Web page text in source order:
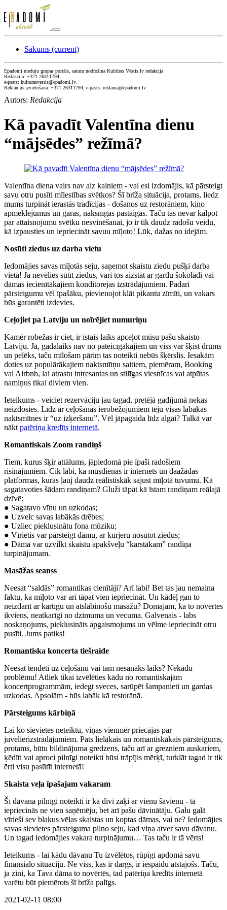
Sākums (current)
Epadomi meduju grupas portāls, saturu nodrošina Kultūras Vēstis.lv redakcija
Redakcija: +371 26311794,
e-pasts: kulturasvestis@epadomi.lv.
Reklāmas izvietošana: +371 26311794, e-pasts: reklama@epadomi.lv
Autors: Redakcija
Kā pavadīt Valentīna dienu
“mājsēdes” režīmā?
Valentīna diena vairs nav aiz kalniem - vai esi izdomājis, kā pārsteigt
savu otru pusīti mīlestības svētkos? Šī brīža situācija, protams, liedz
mums turpināt ierastās tradīcijas - došanos uz restorāniem, kino
apmeklējumus un garas, naksnīgas pastaigas. Taču tas nevar kalpot
par attaisnojumu svētku nesvinēšanai, jo ir tik daudz radošu veidu,
kā izpausties un iepriecināt savuu mīļoto! Lūk, dažas no idejām.
Nosūti ziedus uz darba vietu
Iedomājies savas mīļotās seju, saņemot skaistu ziedu pušķi darba
vietā! Ja nevēlies sūtīt ziedus, vari tos aizstāt ar gardu šokolādi vai
dāmas iecienītākajiem konditorejas izstrādājumiem. Padari
pārsteigumu vēl īpašāku, pievienojot klāt pikantu zīmīti, un vakars
būs garantēti izdevies.
Ceļojiet pa Latviju un noīrējiet numuriņu
Kamēr robežas ir ciet, ir īstais laiks apceļot mūsu pašu skaisto
Latviju. Jā, gadalaiks nav no pateicīgākajiem un viss var šķist drūms
un pelēks, taču mīlošam pārim tas noteikti nebūs šķērslis. Iesakām
doties uz populārākajiem naktsmītņu saitiem, piemēram, Booking
vai Airbnb, lai atrastu intresantas un stilīgas viesnīcas vai atpūtas
namiņus tikai diviem vien.
Ieteikums - veiciet rezervāciju jau tagad, pretējā gadījumā nekas
neizdosies. Līdz ar ceļošanas ierobežojumiem teju visas labākās
naktsmītnes ir “uz izķeršanu”. Vēl jāpagaida līdz algai? Talkā var
nākt patēriņa kredīts internetā.
Romantiskais Zoom randiņš
Tiem, kurus šķir attālums, jāpiedomā pie īpaši radošiem
risinājumiem. Cik labi, ka mūsdienās ir internets un daažādas
platformas, kuras ļauj daudz reālistiskāk sajust mīļotā tuvumu. Kā
sagatavoties šādam randiņam? Gluži tāpat kā īstam randiņam reālajā
dzīvē:
● Sagatavo vīnu un uzkodas;
● Uzvelc savas labākās drēbes;
● Uzliec pieklusinātu fona mūziku;
● Vīrietis var pārsteigt dāmu, ar kurjeru nosūtot ziedus;
● Dāma var uzvilkt skaistu apakšveļu “karstākam” randiņa
turpinājumam.
Masāžas seanss
Neesat “saldās” romantikas cienītāji? Arī labi! Bet tas jau nemaina
faktu, ka mīļoto var arī tāpat vien iepriecināt. Un kādēļ gan to
neizdarīt ar kārtīgu un atslābinošu masāžu? Domājam, ka to novērtēs
ikviens, neatkarīgi no dzimuma un vecuma. Galvenais - labs
noskaņojums, pieklusināts apgaismojums un vēlme iepriecināt otru
pusīti. Jums patiks!
Romantiska koncerta tiešraide
Neesat tendēti uz ceļošanu vai tam nesanāks laiks? Nekādu
problēmu! Atliek tikai izvēlēties kādu no romantiskajām
koncertprogrammām, iedegt sveces, sarūpēt šampanieti un gardas
uzkodas. Apsolām - būs labāk kā restorānā.
Pārsteigums kārbiņā
Lai ko sievietes neteiktu, viņas vienmēr priecājas par
juvelierizstrādājumiem. Pats lielākais un romantiskākais pārsteigums,
protams, būtu bildinājuma gredzens, taču arī ar grezniem auskariem,
ķēdīti vai aproci pilnīgi noteikti būsi trāpījis mērķī, turklāt tagad ir tik
ērti visu pasūtīt internetā!
Skaista veļa īpašajam vakaram
Šī dāvana pilnīgi noteikti ir kā divi zaķi ar vienu šāvienu - tā
iepriecinās ne vien saņēmēju, bet arī pašu dāvinātāju. Galu galā
vīrieši sev blakus vēlas skaistas un koptas dāmas, vai ne? Iedomājies
savas sievietes pārsteiguma pilno seju, kad viņa atver savu dāvanu.
Un tagad iedomājies vakara turpinājumu… Tas taču ir tā vērts!
Ieteikums - lai kādu dāvanu Tu izvēlētos, rūpīgi apdomā savu
finansiālo situāciju. Ne viss, kas ir dārgs, ir iespaidu atstājošs. Taču,
ja zini, ka Tava dāma to novērtēs, tad patēriņa kredīts internetā
varētu būt piemērots šī brīža palīgs.
2021-02-11 08:00